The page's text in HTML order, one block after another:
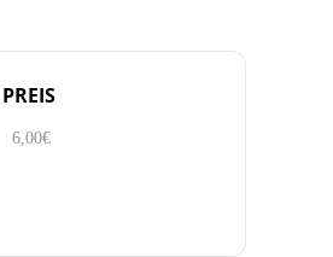
PREIS
6,00€